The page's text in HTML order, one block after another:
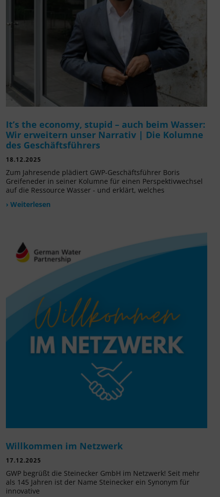
It’s the economy, stupid – auch beim Wasser:
Wir erweitern unser Narrativ | Die Kolumne
des Geschäftsführers
18.12.2025
Zum Jahresende plädiert GWP-Geschäftsführer Boris
Greifeneder in seiner Kolumne für einen Perspektivwechsel
auf die Ressource Wasser - und erklärt, welches
› Weiterlesen
Willkommen im Netzwerk
17.12.2025
GWP begrüßt die Steinecker GmbH im Netzwerk! Seit mehr
als 145 Jahren ist der Name Steinecker ein Synonym für
innovative